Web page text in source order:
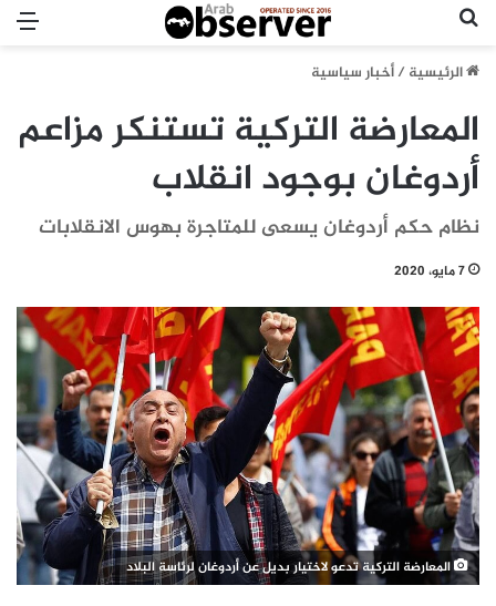
الرئيسية/أخبار سياسية
المعارضة التركية تستنكر مزاعم
أردوغان بوجود انقلاب
نظام حكم أردوغان يسعى للمتاجرة بهوس الانقلابات
7 مايو، 2020
المعارضة التركية تدعو لاختيار بديل عن أردوغان لرئاسة البلاد